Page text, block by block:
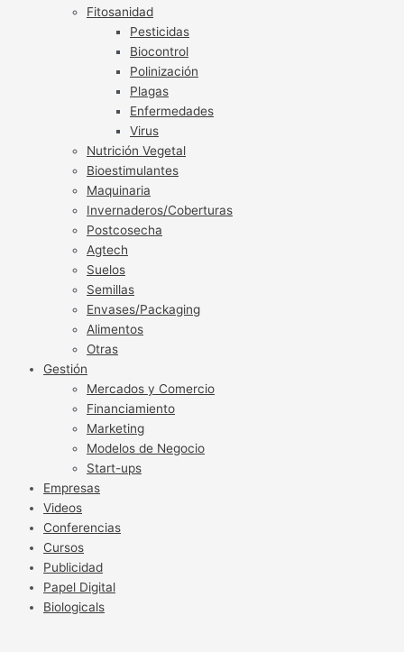
Fitosanidad
Pesticidas
Biocontrol
Polinización
Plagas
Enfermedades
Virus
Nutrición Vegetal
Bioestimulantes
Maquinaria
Invernaderos/Coberturas
Postcosecha
Agtech
Suelos
Semillas
Envases/Packaging
Alimentos
Otras
Gestión
Mercados y Comercio
Financiamiento
Marketing
Modelos de Negocio
Start-ups
Empresas
Videos
Conferencias
Cursos
Publicidad
Papel Digital
Biologicals